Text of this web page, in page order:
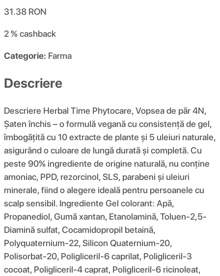
31.38 RON
2 %cashback
Categorie: Farma
Descriere
Descriere Herbal Time Phytocare, Vopsea de păr 4N,
Șaten închis – o formulă vegană cu consistență de gel,
îmbogățită cu 10 extracte de plante și 5 uleiuri naturale,
asigurând o culoare de lungă durată și completă. Cu
peste 90% ingrediente de origine naturală, nu conține
amoniac, PPD, rezorcinol, SLS, parabeni și uleiuri
minerale, fiind o alegere ideală pentru persoanele cu
scalp sensibil. Ingrediente Gel colorant: Apă,
Propanediol, Gumă xantan, Etanolamină, Toluen-2,5-
Diamină sulfat, Cocamidopropil betaină,
Polyquaternium-22, Silicon Quaternium-20,
Polisorbat-20, Poligliceril-6 caprilat, Poligliceril-3
cocoat, Poligliceril-4 caprat, Poligliceril-6 ricinoleat,